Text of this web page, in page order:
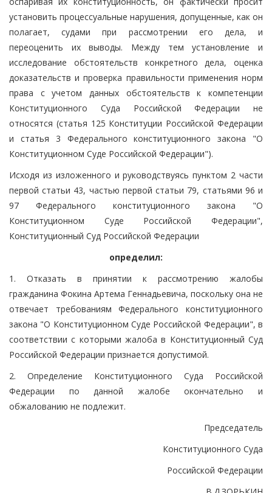
установить процессуальные нарушения, допущенные, как он
полагает, судами при рассмотрении его дела, и
переоценить их выводы. Между тем установление и
исследование обстоятельств конкретного дела, оценка
доказательств и проверка правильности применения норм
права с учетом данных обстоятельств к компетенции
Конституционного Суда Российской Федерации не
относятся (статья 125 Конституции Российской Федерации
и статья 3 Федерального конституционного закона "О
Конституционном Суде Российской Федерации").
Исходя из изложенного и руководствуясь пунктом 2 части
первой статьи 43, частью первой статьи 79, статьями 96 и
97 Федерального конституционного закона "О
Конституционном Суде Российской Федерации",
Конституционный Суд Российской Федерации
определил:
1. Отказать в принятии к рассмотрению жалобы
гражданина Фокина Артема Геннадьевича, поскольку она не
отвечает требованиям Федерального конституционного
закона "О Конституционном Суде Российской Федерации", в
соответствии с которыми жалоба в Конституционный Суд
Российской Федерации признается допустимой.
2. Определение Конституционного Суда Российской
Федерации по данной жалобе окончательно и
обжалованию не подлежит.
Председатель
Конституционного Суда
Российской Федерации